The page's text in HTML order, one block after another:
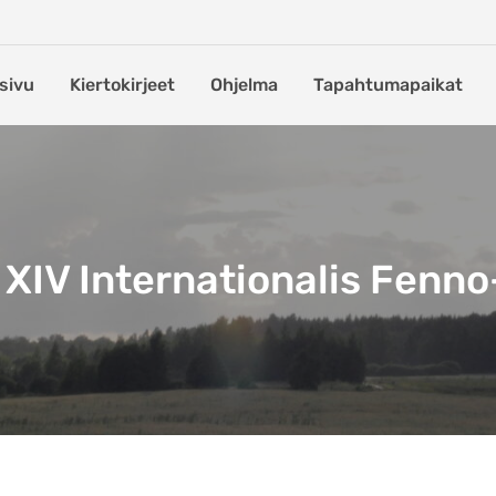
Kiertokirjeet Ohjelma Tapahtumapaikat
Internationalis